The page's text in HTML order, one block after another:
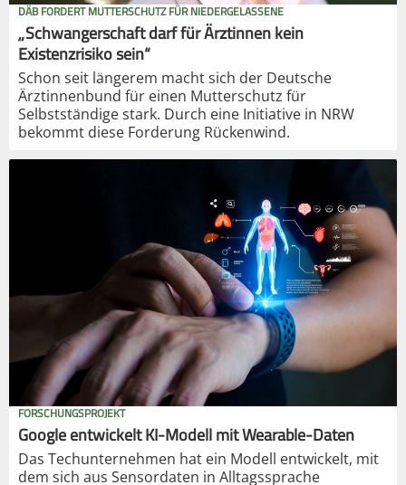
DÄB FORDERT MUTTERSCHUTZ FÜR NIEDERGELASSENE
„Schwangerschaft darf für Ärztinnen kein
Existenzrisiko sein“
Schon seit längerem macht sich der Deutsche
Ärztinnenbund für einen Mutterschutz für
Selbstständige stark. Durch eine Initiative in NRW
bekommt diese Forderung Rückenwind.
FORSCHUNGSPROJEKT
Google entwickelt KI-Modell mit Wearable-Daten
Das Techunternehmen hat ein Modell entwickelt, mit
dem sich aus Sensordaten in Alltagssprache